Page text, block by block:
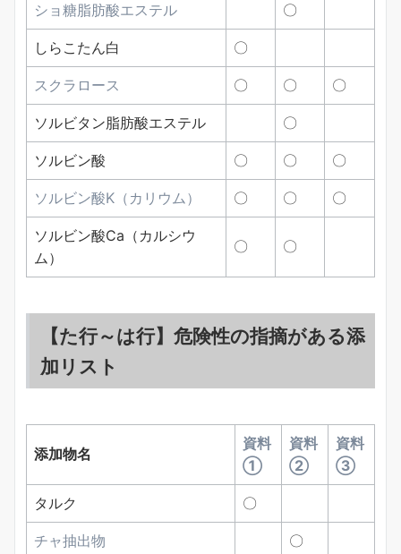
ショ糖脂肪酸エステル 〇
しらこたん白 〇
スクラロース 〇 〇 〇
ソルビタン脂肪酸エステル 〇
ソルビン酸 〇 〇 〇
ソルビン酸K（カリウム） 〇 〇 〇
ソルビン酸Ca（カルシウ
ム）
〇 〇
【た行～は行】危険性の指摘がある添
加リスト
添加物名
資料
①
資料
②
資料
③
タルク 〇
チャ抽出物 〇